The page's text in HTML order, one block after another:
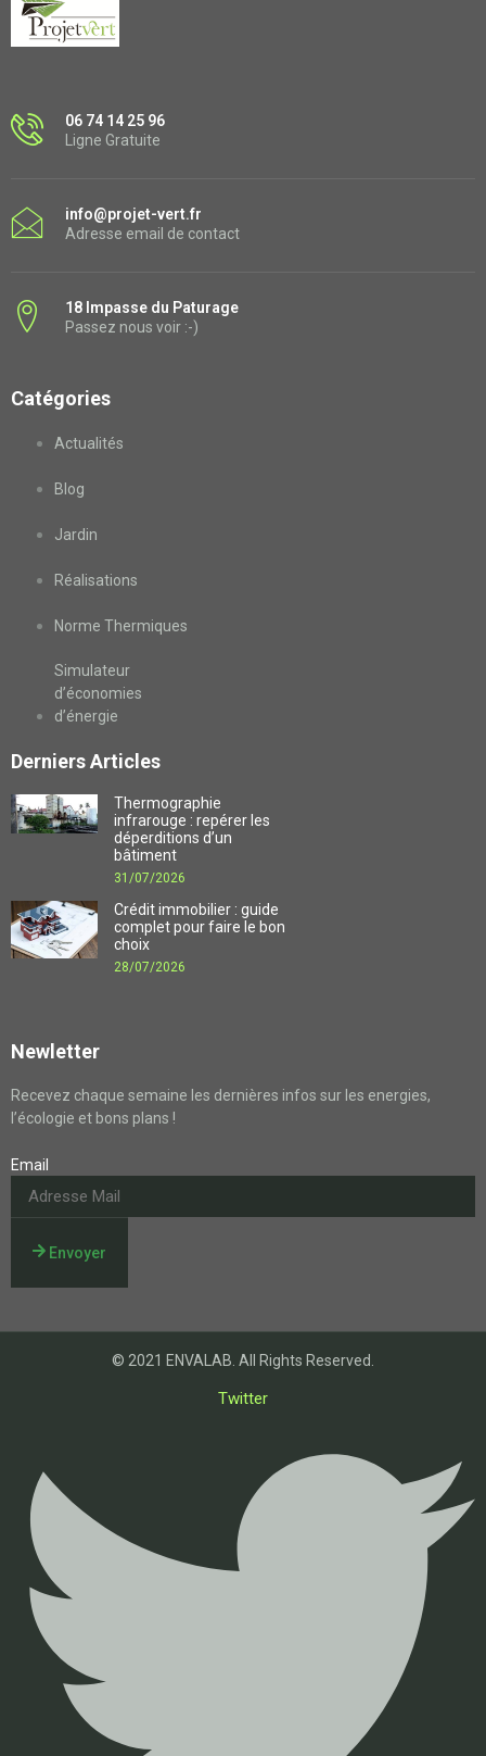
06 74 14 25 96
Ligne Gratuite
info@projet-vert.fr
Adresse email de contact
18 Impasse du Paturage
Passez nous voir :-)
Catégories
Actualités
Blog
Jardin
Réalisations
Norme Thermiques
Simulateur
d’économies
d’énergie
Derniers Articles
Thermographie
infrarouge : repérer les
déperditions d’un
bâtiment
31/07/2026
Crédit immobilier : guide
complet pour faire le bon
choix
28/07/2026
Newletter
Recevez chaque semaine les dernières infos sur les energies,
l’écologie et bons plans !
Email
Envoyer
© 2021 ENVALAB. All Rights Reserved.
Twitter